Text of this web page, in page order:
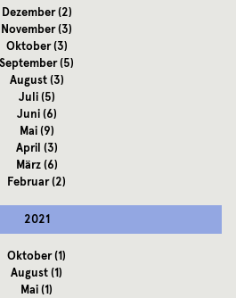
Dezember(2)
November(3)
Oktober(3)
September(5)
August(3)
Juli(5)
Juni(6)
Mai(9)
April (3)
März(6)
Februar(2)
2021
Oktober(1)
August(1)
Mai(1)